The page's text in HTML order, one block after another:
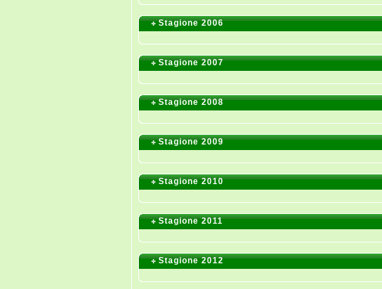
Stagione 2006
Stagione 2007
Stagione 2008
Stagione 2009
Stagione 2010
Stagione 2011
Stagione 2012